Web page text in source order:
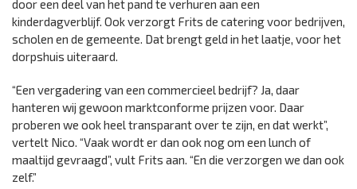
door een deel van het pand te verhuren aan een
kinderdagverblijf. Ook verzorgt Frits de catering voor bedrijven,
scholen en de gemeente. Dat brengt geld in het laatje, voor het
dorpshuis uiteraard.
“Een vergadering van een commercieel bedrijf? Ja, daar
hanteren wij gewoon marktconforme prijzen voor. Daar
proberen we ook heel transparant over te zijn, en dat werkt”,
vertelt Nico. “Vaak wordt er dan ook nog om een lunch of
maaltijd gevraagd”, vult Frits aan. “En die verzorgen we dan ook
zelf.”